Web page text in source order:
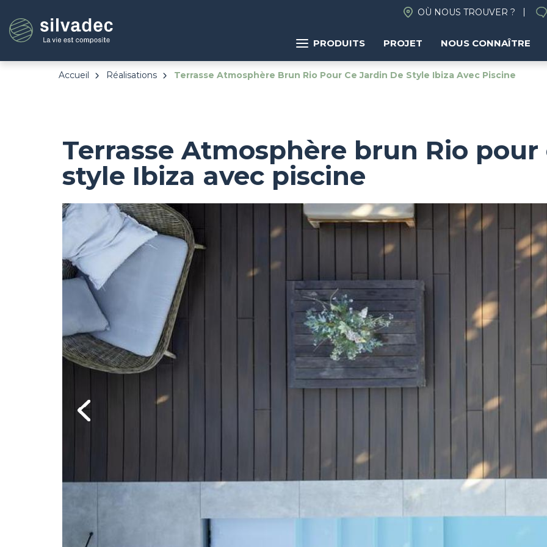
au
contenu
principal
OÙ NOUS TROUVER ?
PRODUITS PROJET NOUS CONNAÎTRE
Accueil Réalisations Terrasse Atmosphère Brun Rio Pour Ce Jardin De Style Ibiza Avec Piscine
Terrasse Atmosphère brun Rio
style Ibiza avec piscine
Previous
Image